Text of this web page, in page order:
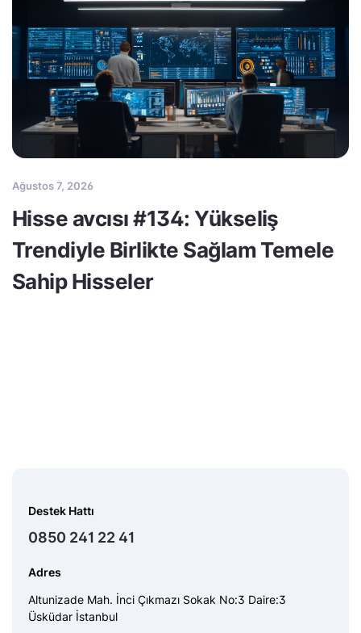
Ağustos 7, 2026
Hisse avcısı #134: Yükseliş
Trendiyle Birlikte Sağlam Temele
Sahip Hisseler
Destek Hattı
0850 241 22 41
Adres
Altunizade Mah. İnci Çıkmazı Sokak No:3 Daire:3
Üsküdar İstanbul